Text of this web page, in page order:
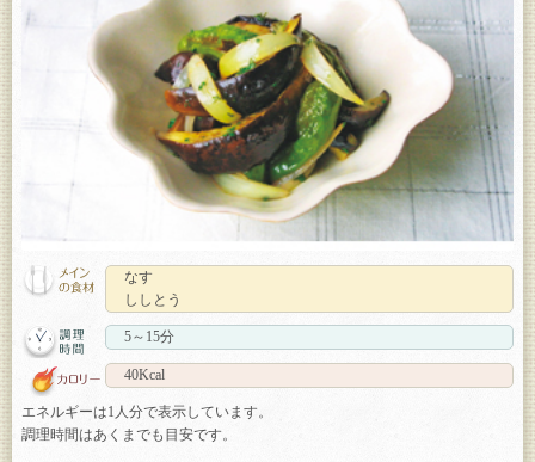
なす
ししとう
5～15分
40Kcal
エネルギーは1人分で表示しています。
調理時間はあくまでも目安です。